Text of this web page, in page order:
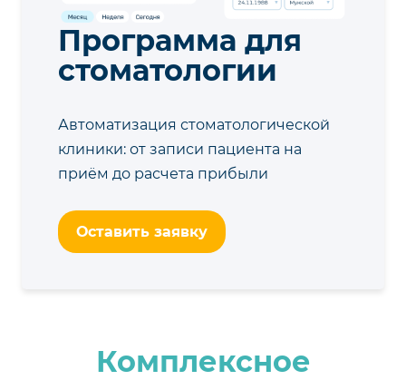
Программа для
стоматологии
Автоматизация стоматологической
клиники: от записи пациента на
приём до расчета прибыли
Оставить заявку
Комплексное